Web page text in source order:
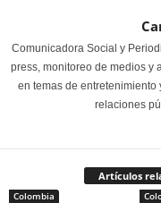
Comunicadora Social y
press, monitoreo de medios y
en temas de entretenimiento
relaciones
Artículos
Colombia